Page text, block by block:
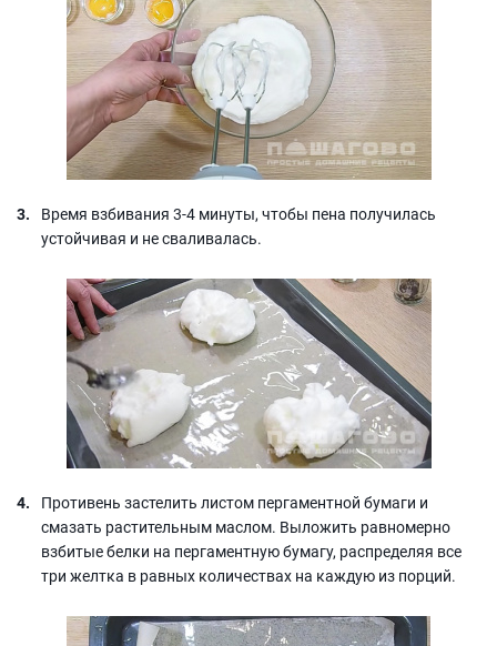
Время взбивания 3-4 минуты, чтобы пена получилась
устойчивая и не сваливалась.
Противень застелить листом пергаментной бумаги и
смазать растительным маслом. Выложить равномерно
взбитые белки на пергаментную бумагу, распределяя все
три желтка в равных количествах на каждую из порций.